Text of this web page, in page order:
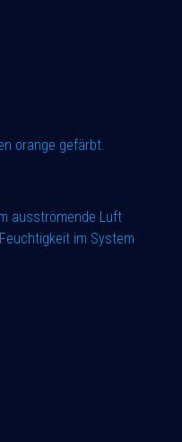
orange gefärbt.
ausströmende Luft
im System